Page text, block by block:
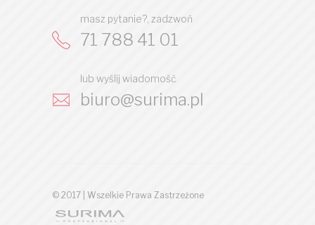
masz pytanie?, zadzwoń
71 788 41 01
lub wyślij wiadomość
biuro@surima.pl
© 2017 | Wszelkie Prawa Zastrzeżone